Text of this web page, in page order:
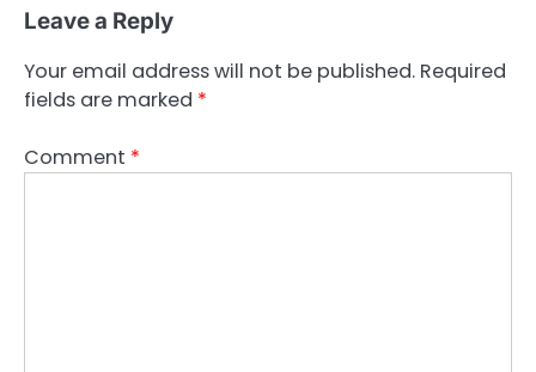
Leave a Reply
Your email address will not be published. Required
fields are marked *
Comment *